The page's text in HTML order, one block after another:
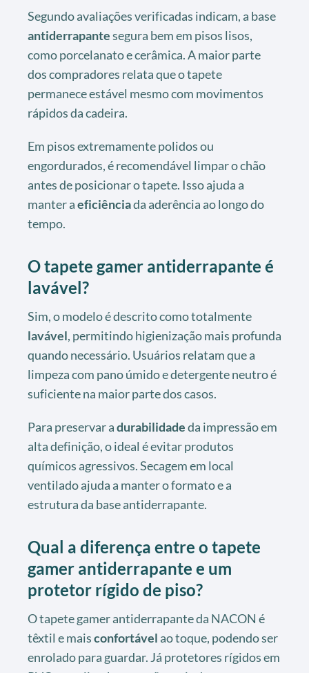
Segundo avaliações verificadas indicam, a base
antiderrapantesegura bem em pisos lisos,
como porcelanato e cerâmica. A maior parte
dos compradores relata que o tapete
permanece estável mesmo com movimentos
rápidos da cadeira.
Em pisos extremamente polidos ou
engordurados, é recomendável limpar o chão
antes de posicionar o tapete. Isso ajuda a
manter aeficiênciada aderência ao longo do
tempo.
O tapete gamer antiderrapante é
lavável?
Sim, o modelo é descrito como totalmente
lavável, permitindo higienização mais profunda
quando necessário. Usuários relatam que a
limpeza com pano úmido e detergente neutro é
suficiente na maior parte dos casos.
Para preservar adurabilidadeda impressão em
alta definição, o ideal é evitar produtos
químicos agressivos. Secagem em local
ventilado ajuda a manter o formato e a
estrutura da base antiderrapante.
Qual a diferença entre o tapete
gamer antiderrapante e um
protetor rígido de piso?
O tapete gamer antiderrapante da NACON é
têxtil e maisconfortável ao toque, podendo ser
enrolado para guardar. Já protetores rígidos em